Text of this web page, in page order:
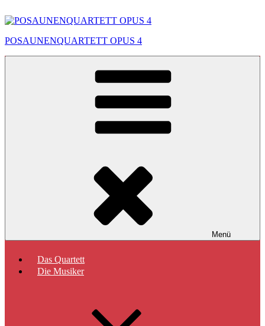
Inhalt
POSAUNENQUARTETT OPUS 4
Menü
Das Quartett
Die Musiker